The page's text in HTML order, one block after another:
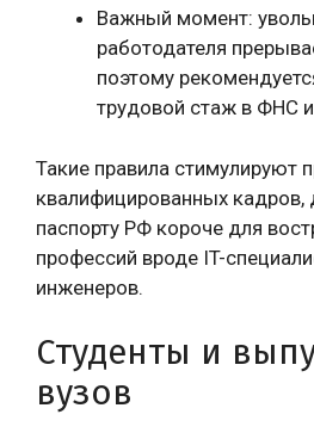
Важный момент:
работодателя
поэтому
трудовой стаж в ФНС
Такие правила стимулируют
квалифицированных кадров,
паспорту РФ короче для
профессий вроде IT-
инженеров.
Студенты и
вузов